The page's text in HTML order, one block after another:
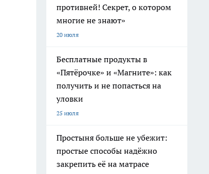
противней! Секрет, о котором
многие не знают»
20 июля
Бесплатные продукты в
«Пятёрочке» и «Магните»: как
получить и не попасться на
уловки
25 июля
Простыня больше не убежит:
простые способы надёжно
закрепить её на матрасе